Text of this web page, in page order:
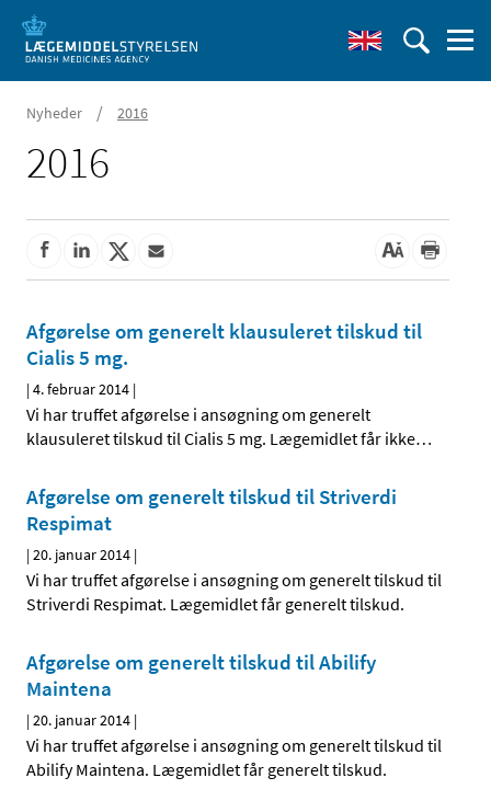
Nyheder / 2016
2016
Afgørelse om generelt klausuleret tilskud til
Cialis 5 mg.
|4. februar 2014 |
Vi har truffet afgørelse i ansøgning om generelt
klausuleret tilskud til Cialis 5 mg. Lægemidlet får ikke…
Afgørelse om generelt tilskud til Striverdi
Respimat
|20. januar 2014 |
Vi har truffet afgørelse i ansøgning om generelt tilskud til
Striverdi Respimat. Lægemidlet får generelt tilskud.
Afgørelse om generelt tilskud til Abilify
Maintena
|20. januar 2014 |
Vi har truffet afgørelse i ansøgning om generelt tilskud til
Abilify Maintena. Lægemidlet får generelt tilskud.